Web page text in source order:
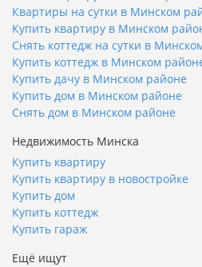
Квартиры на сутки в Минском
Купить квартиру в Минском
Снять коттедж на сутки в
Купить коттедж в Минском
Купить дачу в Минском районе
Купить дом в Минском районе
Снять дом в Минском районе
Недвижимость Минска
Купить квартиру
Купить квартиру в новостройке
Купить дом
Купить коттедж
Купить гараж
Ещё ищут